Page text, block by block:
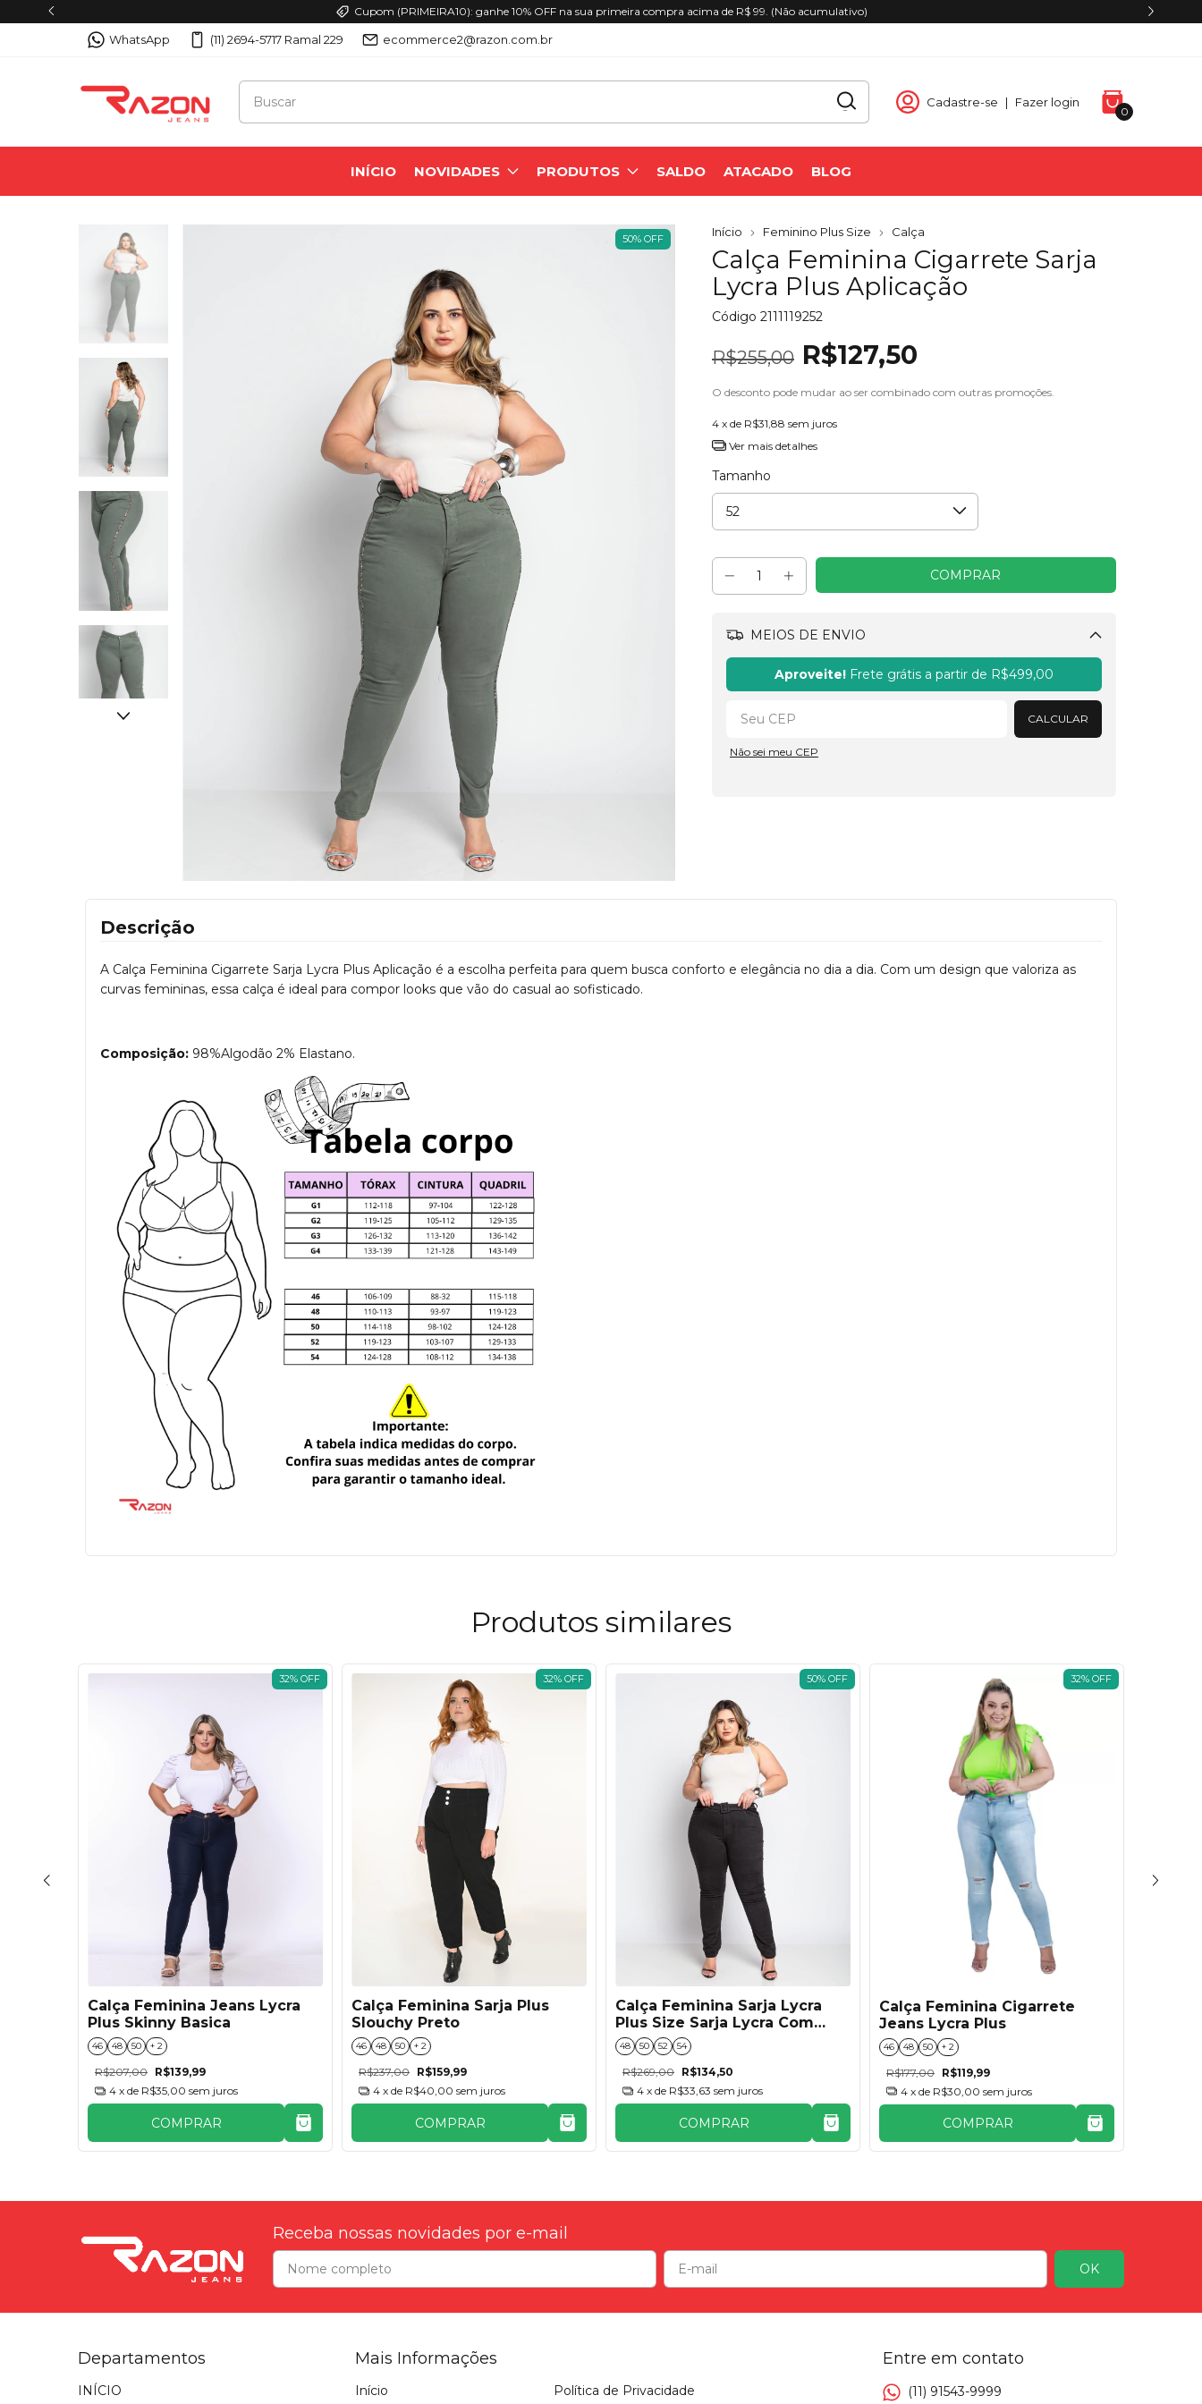
Cupom (PRIMEIRA10): ganhe 10% OFF na sua primeira compra acima de R$ 99. (Não acumulativo)
WhatsApp (11) 2694-5717 Ramal 229 ecommerce2@razon.com.br
Cadastre-se | Fazer login
0
INÍCIO NOVIDADES PRODUTOS SALDO ATACADO BLOG
50% OFF Início Feminino Plus Size Calça
Calça Feminina Cigarrete Sarja
Lycra Plus Aplicação
Código 2111119252
R$255,00 R$127,50
O desconto pode mudar ao ser combinado com outras promoções.
4 x de R$31,88 sem juros
Ver mais detalhes
Tamanho
MEIOS DE ENVIO
Aproveite! Frete grátis a partir de R$499,00
CALCULAR
Não sei meu CEP
Descrição
A Calça Feminina Cigarrete Sarja Lycra Plus Aplicação é a escolha perfeita para quem busca conforto e elegância no dia a dia. Com um design que valoriza as
curvas femininas, essa calça é ideal para compor looks que vão do casual ao sofisticado.
Composição: 98%Algodão 2% Elastano.
Produtos similares
32% OFF
Calça Feminina Jeans Lycra
Plus Skinny Basica
46 48 50 + 2
R$207,00 R$139,99
4 x de R$35,00 sem juros
COMPRAR
32% OFF
Calça Feminina Sarja Plus
Slouchy Preto
46 48 50 + 2
R$237,00 R$159,99
4 x de R$40,00 sem juros
COMPRAR
50% OFF
Calça Feminina Sarja Lycra
Plus Size Sarja Lycra Com
Fivela - Preto
48 50 52 54
R$269,00 R$134,50
4 x de R$33,63 sem juros
COMPRAR
32% OFF
Calça Feminina Cigarrete
Jeans Lycra Plus
46 48 50 + 2
R$177,00 R$119,99
4 x de R$30,00 sem juros
COMPRAR
Receba nossas novidades por e-mail
Departamentos
INÍCIO
Mais Informações
Início Política de Privacidade
Entre em contato
(11) 91543-9999